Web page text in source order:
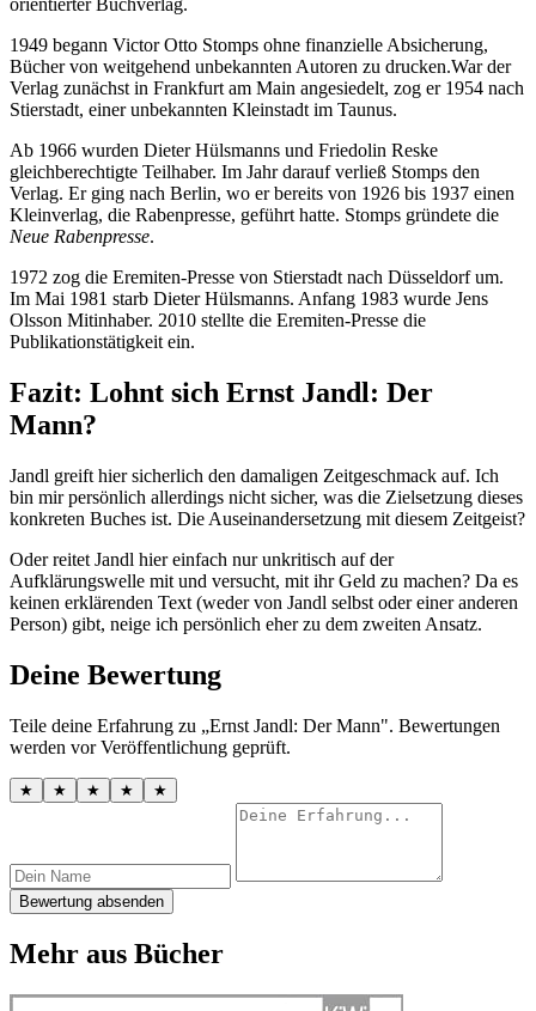
orientierter Buchverlag.
1949 begann Victor Otto Stomps ohne finanzielle Absicherung,
Bücher von weitgehend unbekannten Autoren zu drucken.War der
Verlag zunächst in Frankfurt am Main angesiedelt, zog er 1954 nach
Stierstadt, einer unbekannten Kleinstadt im Taunus.
Ab 1966 wurden Dieter Hülsmanns und Friedolin Reske
gleichberechtigte Teilhaber. Im Jahr darauf verließ Stomps den
Verlag. Er ging nach Berlin, wo er bereits von 1926 bis 1937 einen
Kleinverlag, die Rabenpresse, geführt hatte. Stomps gründete die
Neue Rabenpresse.
1972 zog die Eremiten-Presse von Stierstadt nach Düsseldorf um.
Im Mai 1981 starb Dieter Hülsmanns. Anfang 1983 wurde Jens
Olsson Mitinhaber. 2010 stellte die Eremiten-Presse die
Publikationstätigkeit ein.
Fazit: Lohnt sich Ernst Jandl: Der
Mann?
Jandl greift hier sicherlich den damaligen Zeitgeschmack auf. Ich
bin mir persönlich allerdings nicht sicher, was die Zielsetzung dieses
konkreten Buches ist. Die Auseinandersetzung mit diesem Zeitgeist?
Oder reitet Jandl hier einfach nur unkritisch auf der
Aufklärungswelle mit und versucht, mit ihr Geld zu machen? Da es
keinen erklärenden Text (weder von Jandl selbst oder einer anderen
Person) gibt, neige ich persönlich eher zu dem zweiten Ansatz.
Deine Bewertung
Teile deine Erfahrung zu „Ernst Jandl: Der Mann". Bewertungen
werden vor Veröffentlichung geprüft.
★ ★ ★ ★ ★
Bewertung absenden
Mehr aus Bücher